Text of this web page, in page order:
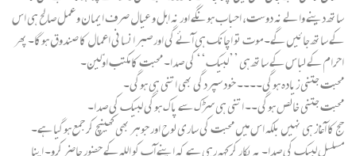
ساتھ دینے والے نہ دوست، احباب ہونگے اور نہ اہل و عیال صرف ایمان و عمل صالح ہی اس
کے ساتھ جائیں گے۔ موت تو اچانک ہی آئے گی اور صبر انسانی اعمال کا صندوق ہوگا۔ پھر
احرام کے لباس کے ساتھ ہی ’’لبیک‘‘ کی صدا۔ محبت کا مکتب اوّلین۔
محبت جتنی زیادہ ہوگی۔۔۔۔ خود سپردگی بھی اتنی ہی ہوگی۔
محبت جتنی خالص ہوگی۔۔ اتنی ہی سڑک سے پاک ہوگی لبیک کی صدا۔
حج کا آغاز ہی نہیں بلکہ اس میں محبت کی ساری لوح اور جوہر بھی کھینچ کر جمع ہوگیا ہے۔
مسلسل لبیک کی صدا۔ یہ پکار کر کہہ رہی ہے کہ اپنے آپ کو اللہ کے حضور حاضر کرو۔ اپنا